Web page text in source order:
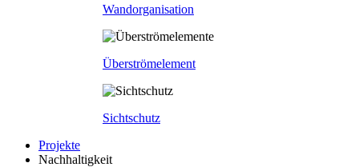
Wandorganisation
Überströmelement
Sichtschutz
Projekte
Nachhaltigkeit